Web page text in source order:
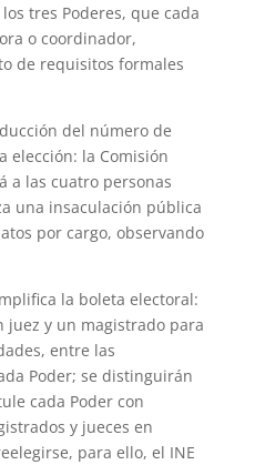
tres Poderes, que cada
o coordinador,
de requisitos formales
del número de
elección: la Comisión
a las cuatro personas
una insaculación pública
por cargo, observando
la boleta electoral:
juez y un magistrado para
entre las
Poder; se distinguirán
cada Poder con
y jueces en
para ello, el INE